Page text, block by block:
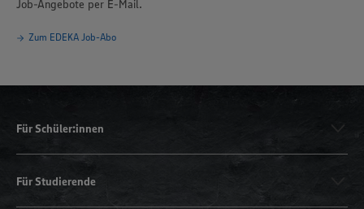
Job-Angebote per E-Mail.
Zum EDEKA Job-Abo
Für Schüler:innen
Für Studierende